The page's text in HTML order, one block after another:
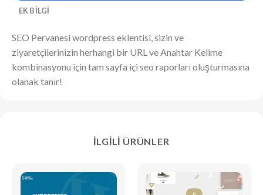
EK BILGI
SEO Pervanesi wordpress eklentisi, sizin ve
ziyaretçilerinizin herhangi bir URL ve Anahtar Kelime
kombinasyonu için tam sayfa içi seo raporları oluşturmasına
olanak tanır!
İLGILI ÜRÜNLER